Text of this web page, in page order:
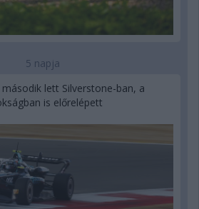
5 napja
lett Silverstone-ban, a
is előrelépett